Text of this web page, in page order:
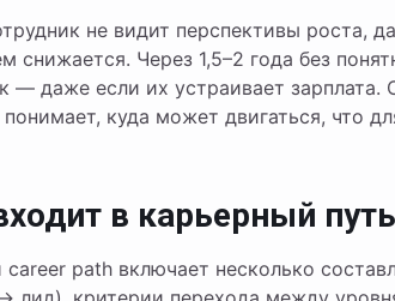
снижается. Через 1,5–2 года без
— даже если их устраивает зарплата.
понимает, куда может двигаться, что
в карьерный путь
career path включает несколько